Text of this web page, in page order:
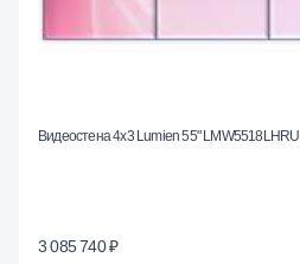
Видеостена 4x3 Lumien 55" LMW5518LHRU
3 085 740 ₽